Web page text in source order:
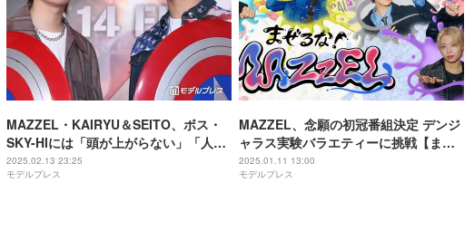
MAZZEL・KAIRYU＆SEITO、ボス・
SKY-HIには「頭が上がらない」「人生
を救われた」尊敬語る【キャプテン・
アメリカ：ブレイブ・ニュー・ワール
2025.02.13 23:25
モデルプレス
MAZZEL、念願の初冠番組決定 デンジ
ャラス実験バラエティーに挑戦【まぜ
るな！MAZZEL】
2025.01.11 13:00
モデルプレス